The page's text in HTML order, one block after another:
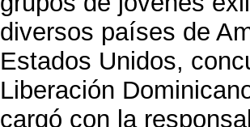
diversos países de
Estados Unidos,
Liberación
cargó con la